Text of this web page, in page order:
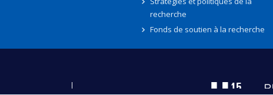
recherche
Fonds de soutien à la recherche